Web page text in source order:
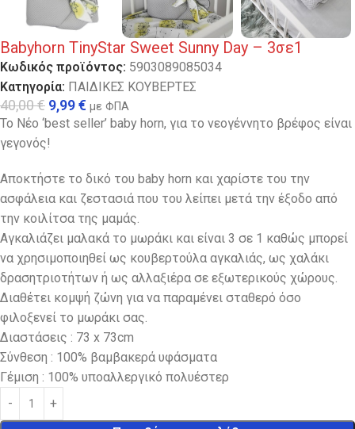
Babyhorn TinyStar Sweet Sunny Day – 3σε1
Κωδικός προϊόντος: 5903089085034
Κατηγορία: ΠΑΙΔΙΚΕΣ ΚΟΥΒΕΡΤΕΣ
40,00€ 9,99€ με ΦΠΑ
Το Νέο ‘best seller’ baby horn, για το νεογέννητο βρέφος είναι
γεγονός!
Αποκτήστε το δικό του baby horn και χαρίστε του την
ασφάλεια και ζεστασιά που του λείπει μετά την έξοδο από
την κοιλίτσα της μαμάς.
Αγκαλιάζει μαλακά το μωράκι και είναι 3 σε 1 καθώς μπορεί
να χρησιμοποιηθεί ως κουβερτούλα αγκαλιάς, ως χαλάκι
δρασητριοτήτων ή ως αλλαξιέρα σε εξωτερικούς χώρους.
Διαθέτει κομψή ζώνη για να παραμένει σταθερό όσο
φιλοξενεί το μωράκι σας.
Διαστάσεις : 73 x 73cm
Σύνθεση : 100% βαμβακερά υφάσματα
Γέμιση : 100% υποαλλεργικό πολυέστερ